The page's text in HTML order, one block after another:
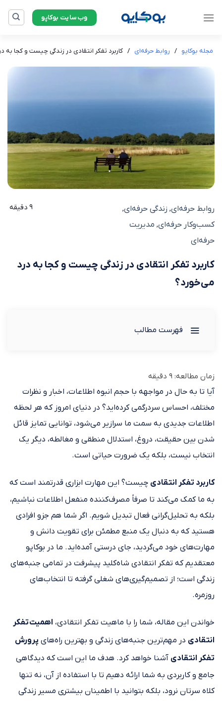
وب‌سایت بوکاپو
مجله بوکاپو / روابط حرفه‌ای / کاربرد تفکر انتقادی در زندگی چیست و کجا به
روابط حرفه‌ای, زندگی حرفه‌ای,
کسب‌وکار حرفه‌ای, مدیریت
حرفه‌ای
9 دقیقه
کاربرد تفکر انتقادی در زندگی چیست و کجا به درد
می‌خورد؟
فهرست مطالب
زمان مطالعه: 9 دقیقه
آیا تا به حال در مواجهه با حجم انبوه اطلاعات، اخبار و نظرات
مختلف، احساس سردرگمی کرده‌اید؟ در دنیای امروز که هر لحظه
اطلاعات جدیدی به سمت ما سرازیر می‌شود، توانایی تمایز قائل
شدن بین حقیقت، دروغ، استدلال منطقی و مغالطه، دیگر یک
انتخاب نیست، بلکه یک ضرورت حیاتی است.
کاربرد تفکر انتقادی چیست؟ این مهارت ابزاری قدرتمند است که
به ما کمک می‌کند تا صرفاً مصرف‌کننده منفعل اطلاعات نباشیم،
بلکه به تحلیل‌گرانی فعال تبدیل شویم. اگر شما هم جزو افرادی
هستید که به دنبال یک منبع مطمئن برای تقویت دانش و
مهارت‌های خود می‌گردید، جای درستی آمده‌اید. ما در بوکاپو
معتقدیم که تفکر انتقادی شاه‌کلید پیشرفت در تمامی جنبه‌های
زندگی است؛ از تصمیم‌گیری‌های شغلی گرفته تا انتخاب‌های
روزمره.
خواندن این مقاله، شما را با ماهیت تفکر انتقادی، اهمیت تفکر
انتقادی در مهم‌ترین جنبه‌های زندگی و بهترین راه‌های پرورش
تفکر انتقادی آشنا خواهد کرد. هدف ما این است که دیدگاهی
جامع و کاربردی به شما ارائه دهیم تا با استفاده از آن، نه تنها
کلاه سرتان نرود، بلکه بتوانید با اطمینان بیشتری مسیر زندگی